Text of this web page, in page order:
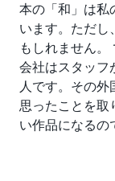
本の「和」は私
います。ただし
もしれません
会社はスタッフ
人です。その外
思ったことを取
い作品になるの